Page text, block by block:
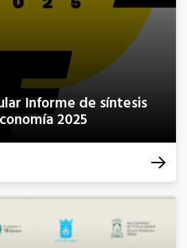
Informe de síntesis
2025